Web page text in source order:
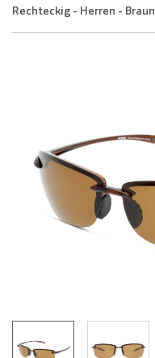
Rechteckig - Herren - Braun